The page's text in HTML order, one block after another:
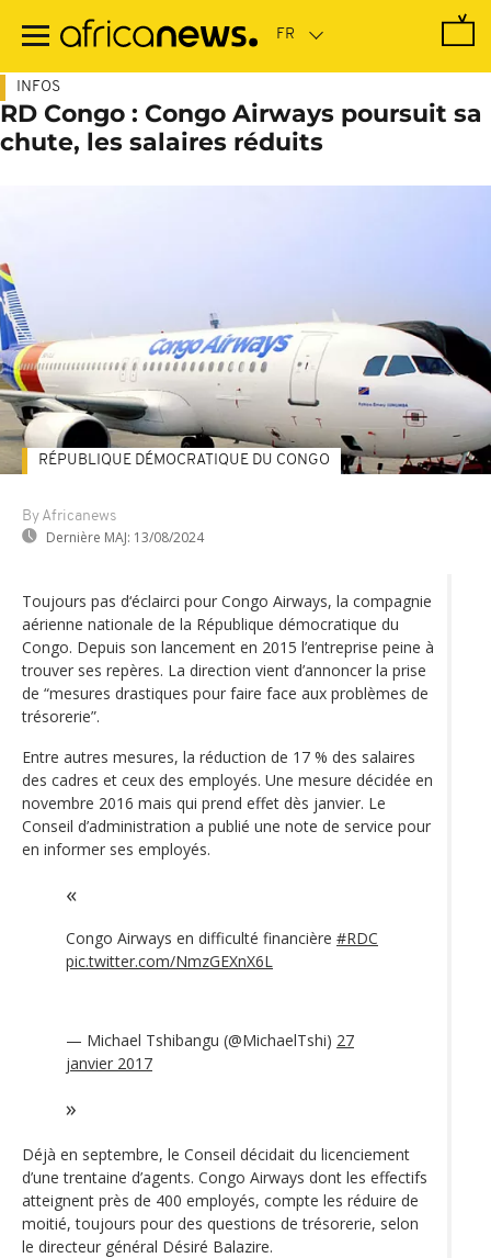
contenu
INFOS
RD Congo : Congo Airways poursuit sa
chute, les salaires réduits
By Africanews
Dernière MAJ: 13/08/2024
RÉPUBLIQUE DÉMOCRATIQUE DU CONGO
Toujours pas d‘éclairci pour Congo Airways, la compagnie
aérienne nationale de la République démocratique du
Congo. Depuis son lancement en 2015 l’entreprise peine à
trouver ses repères. La direction vient d’annoncer la prise
de “mesures drastiques pour faire face aux problèmes de
trésorerie”.
Entre autres mesures, la réduction de 17 % des salaires
des cadres et ceux des employés. Une mesure décidée en
novembre 2016 mais qui prend effet dès janvier. Le
Conseil d’administration a publié une note de service pour
en informer ses employés.
Congo Airways en difficulté financière #RDC
pic.twitter.com/NmzGEXnX6L
— Michael Tshibangu (@MichaelTshi) 27
janvier 2017
Déjà en septembre, le Conseil décidait du licenciement
d’une trentaine d’agents. Congo Airways dont les effectifs
atteignent près de 400 employés, compte les réduire de
moitié, toujours pour des questions de trésorerie, selon
le directeur général Désiré Balazire.